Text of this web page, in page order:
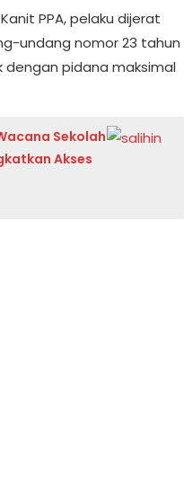
PPA, pelaku dijerat
undang nomor 23 tahun
pidana maksimal
Sekolah
Akses